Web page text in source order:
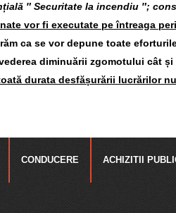
″ Securitate la incendiu ″;
vor fi executate pe întreaga
ca se vor depune toate
diminuării zgomotului cât
durata desfășurării lucrărilor
CONDUCERE ACHIZITII